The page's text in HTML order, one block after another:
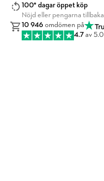
100* dagar öppet köp
Nöjd eller pengarna tillbaka
10 946 omdömen på
4.7 av 5.0